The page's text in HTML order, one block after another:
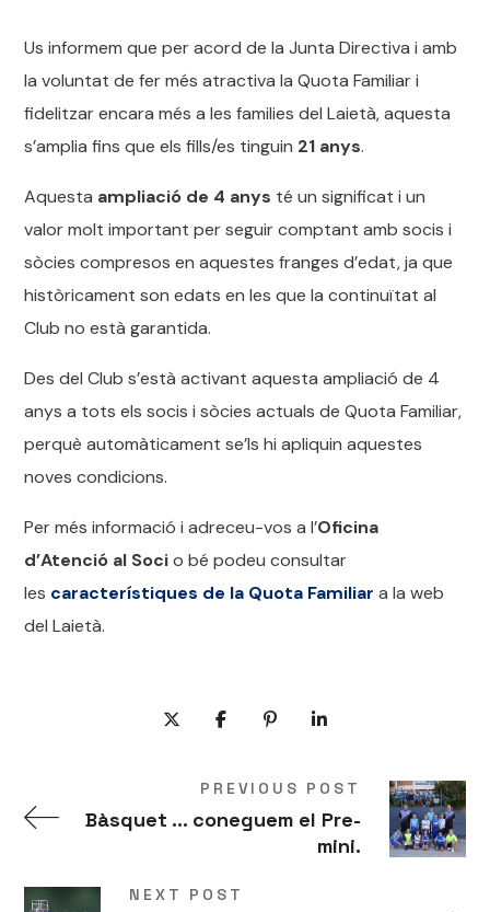
Us informem que per acord de la Junta Directiva i amb
la voluntat de fer més atractiva la Quota Familiar i
fidelitzar encara més a les families del Laietà, aquesta
s’amplia fins que els fills/es tinguin 21 anys.
Aquesta ampliació de 4 anys té un significat i un
valor molt important per seguir comptant amb socis i
sòcies compresos en aquestes franges d’edat, ja que
històricament son edats en les que la continuïtat al
Club no està garantida.
Des del Club s’està activant aquesta ampliació de 4
anys a tots els socis i sòcies actuals de Quota Familiar,
perquè automàticament se’ls hi apliquin aquestes
noves condicions.
Per més informació i adreceu-vos a l’Oficina
d’Atenció al Socio bé podeu consultar
les característiques de la Quota Familiar a la web
del Laietà.
PREVIOUS POST
Bàsquet ... coneguem el Pre-
mini.
NEXT POST